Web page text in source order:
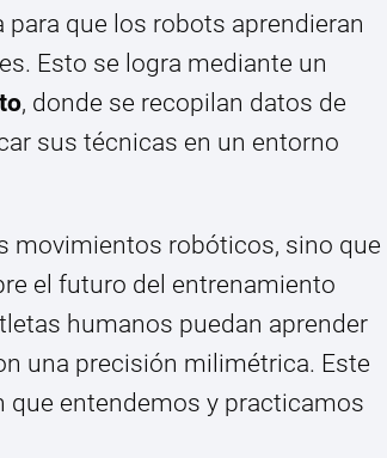
que los robots aprendieran
Esto se logra mediante un
, donde se recopilan datos de
sus técnicas en un entorno
movimientos robóticos, sino que
el futuro del entrenamiento
humanos puedan aprender
una precisión milimétrica. Este
que entendemos y practicamos